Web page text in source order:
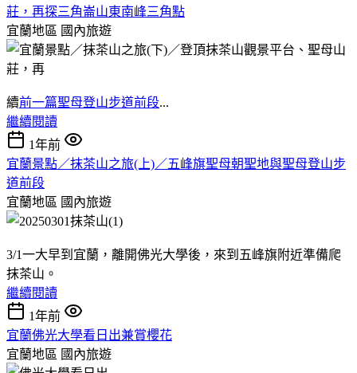
莊，再探三角崙山東南峰三角點
宜蘭地區 國內旅遊
續前一篇聖母登山步道前段...
繼續閱讀
1年前
宜蘭景點／抹茶山之旅(上)／五峰旗聖母朝聖地與聖母登山步
道前段
宜蘭地區 國內旅遊
3/1一大早到宜蘭，離開佛光大學後，來到五峰旗附近準備爬
抹茶山。
繼續閱讀
1年前
宜蘭佛光大學看日出兼賞櫻花
宜蘭地區 國內旅遊